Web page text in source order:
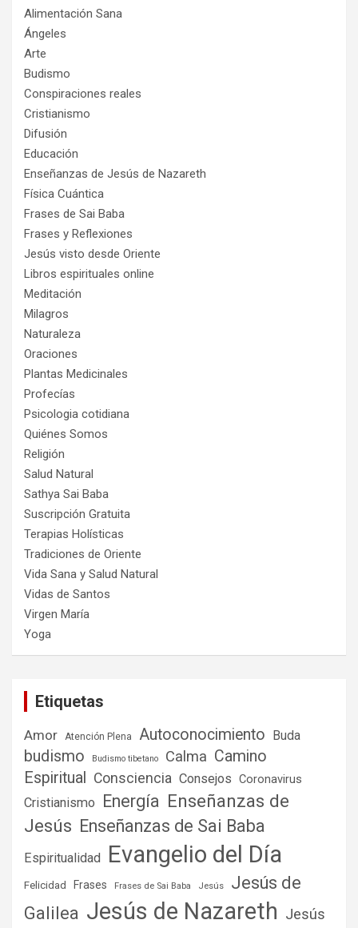
Alimentación Sana
Ángeles
Arte
Budismo
Conspiraciones reales
Cristianismo
Difusión
Educación
Enseñanzas de Jesús de Nazareth
Física Cuántica
Frases de Sai Baba
Frases y Reflexiones
Jesús visto desde Oriente
Libros espirituales online
Meditación
Milagros
Naturaleza
Oraciones
Plantas Medicinales
Profecías
Psicologia cotidiana
Quiénes Somos
Religión
Salud Natural
Sathya Sai Baba
Suscripción Gratuita
Terapias Holísticas
Tradiciones de Oriente
Vida Sana y Salud Natural
Vidas de Santos
Virgen María
Yoga
Etiquetas
Amor Atención Plena Autoconocimiento Buda
budismo Budismo tibetano Calma Camino
Espiritual
Consciencia Consejos Coronavirus
Cristianismo Energía Enseñanzas de
Jesús Enseñanzas de Sai Baba
Espiritualidad Evangelio del Día
Felicidad Frases Frases de Sai Baba Jesús
Jesús de
Galilea Jesús de Nazareth Jesús